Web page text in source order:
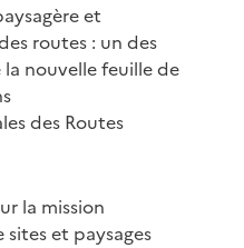
et
routes : un des
nouvelle feuille de
des Routes
la mission
et paysages